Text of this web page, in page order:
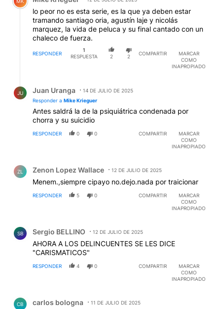
MK
lo peor no es esta serie, es la que ya deben estar
tramando santiago oria, agustín laje y nicolás
marquez, la vida de peluca y su final cantado con un
chaleco de fuerza.
RESPONDER
1
RESPUESTA
2 2
COMPARTIR
MARCAR
COMO
INAPROPIADO
JU Juan Uranga
14 DE JULIO DE 2025
Responder a Mike Krieguer
Antes saldrá la de la psiquiátrica condenada por
chorra y su suicidio
RESPONDER 0 0 COMPARTIR
MARCAR
COMO
INAPROPIADO
ZL Zenon Lopez Wallace 12 DE JULIO DE 2025
Menem.,siempre cipayo no.dejo.nada por traicionar
RESPONDER 5 0 COMPARTIR
MARCAR
COMO
INAPROPIADO
SB Sergio BELLINO 12 DE JULIO DE 2025
AHORA A LOS DELINCUENTES SE LES DICE
"CARISMATICOS"
RESPONDER 4 0 COMPARTIR
MARCAR
COMO
INAPROPIADO
CB carlos bologna 11 DE JULIO DE 2025